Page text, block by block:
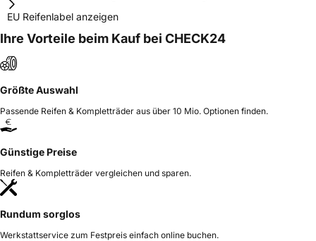
EU Reifenlabel anzeigen
Ihre Vorteile beim Kauf bei CHECK24
Größte Auswahl
Passende Reifen & Kompletträder aus über 10 Mio. Optionen finden.
Günstige Preise
Reifen & Kompletträder vergleichen und sparen.
Rundum sorglos
Werkstattservice zum Festpreis einfach online buchen.